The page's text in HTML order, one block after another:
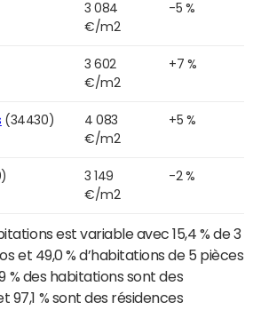
3 084
€/m2
-5 %
3 602
€/m2
+7 %
(34430)
4 083
€/m2
+5 %
3 149
€/m2
-2 %
est variable avec 15,4 % de 3
et 49,0 % d’habitations de 5 pièces
% des habitations sont des
97,1 % sont des résidences